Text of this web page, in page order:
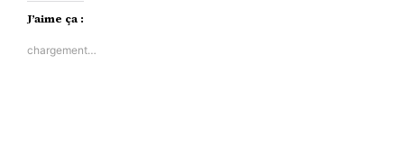
dans
une
fenêtre)
J’aime ça :
chargement…